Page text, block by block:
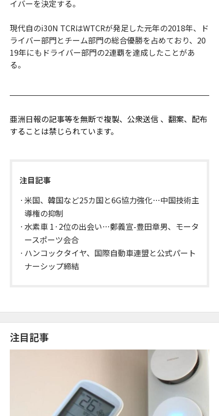
イバーを決定する。
現代自のi30N TCRはWTCRが発足した元年の2018年、ド
ライバー部門とチーム部門の総合優勝を占めており、20
19年にもドライバー部門の2連覇を達成したことがあ
る。
亜洲日報の記事等を無断で複製、公衆送信 、翻案、配布
することは禁じられています。
注目記事
米国、韓国など25カ国と6G協力強化…中国技術主
導権の抑制
水素車 1·2位の出会い…鄭義宣-豊田章男、モータ
ースポーツ会合
ハンコックタイヤ、国際自動車連盟と公式パート
ナーシップ締結
注目記事